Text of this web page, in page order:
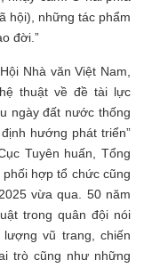
hội), những tác phẩm
đời.”
Nhà văn Việt Nam,
thuật về đề tài lực
ngày đất nước thống
hướng phát triển”
Tuyên huấn, Tổng
hợp tổ chức cũng
vừa qua. 50 năm
trong quân đội nói
vũ trang, chiến
trò cũng như những